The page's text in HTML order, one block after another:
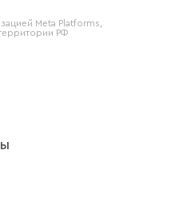
Meta Platforms,
РФ